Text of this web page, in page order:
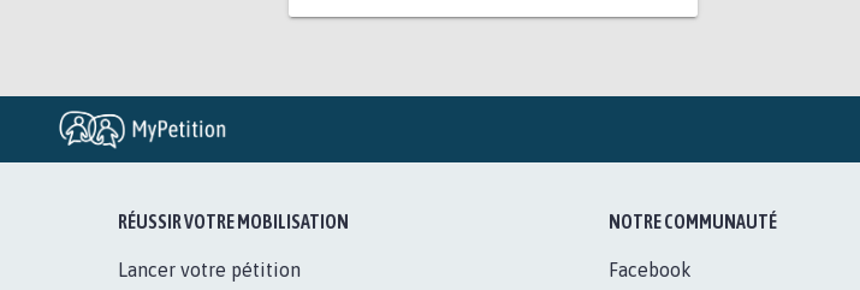
RÉUSSIR VOTRE MOBILISATION
Lancer votre pétition
NOTRE COMMUNAUTÉ
Facebook